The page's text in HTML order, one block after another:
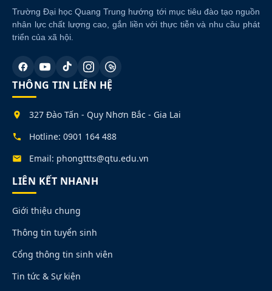
Trường Đại học Quang Trung hướng tới mục tiêu đào tạo nguồn
nhân lực chất lượng cao, gắn liền với thực tiễn và nhu cầu phát
triển của xã hội.
THÔNG TIN LIÊN HỆ
327 Đào Tấn - Quy Nhơn Bắc - Gia Lai
Hotline: 0901 164 488
Email: phongttts@qtu.edu.vn
LIÊN KẾT NHANH
Giới thiệu chung
Thông tin tuyển sinh
Cổng thông tin sinh viên
Tin tức & Sự kiện